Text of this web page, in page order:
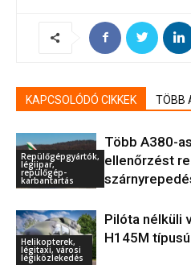
KAPCSOLÓDÓ CIKKEK TÖBB
Repülőgépgyártók,
légiipar,
repülőgép-
karbantartás
Több A380-
ellenőrzést
Helikopterek,
légitaxi, városi
légiközlekedés
Pilóta nélküli
H145M